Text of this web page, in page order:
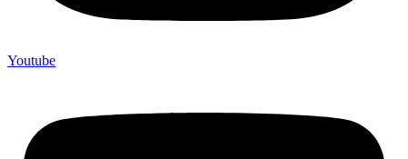
Youtube